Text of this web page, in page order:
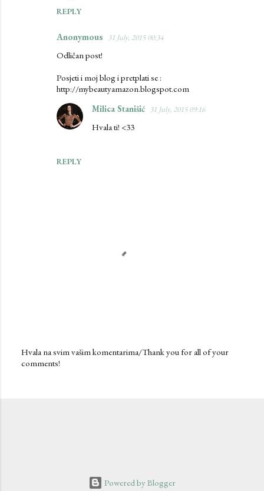
REPLY
Anonymous 31 July, 2015 00:34
Odličan post!
Posjeti i moj blog i pretplati se :
http://mybeautyamazon.blogspot.com
REPLY
Milica Stanišić 31 July, 2015 09:16
Hvala ti! <33
P
Hvala na svim vašim komentarima/Thank you for all of your
comments!
Powered by Blogger